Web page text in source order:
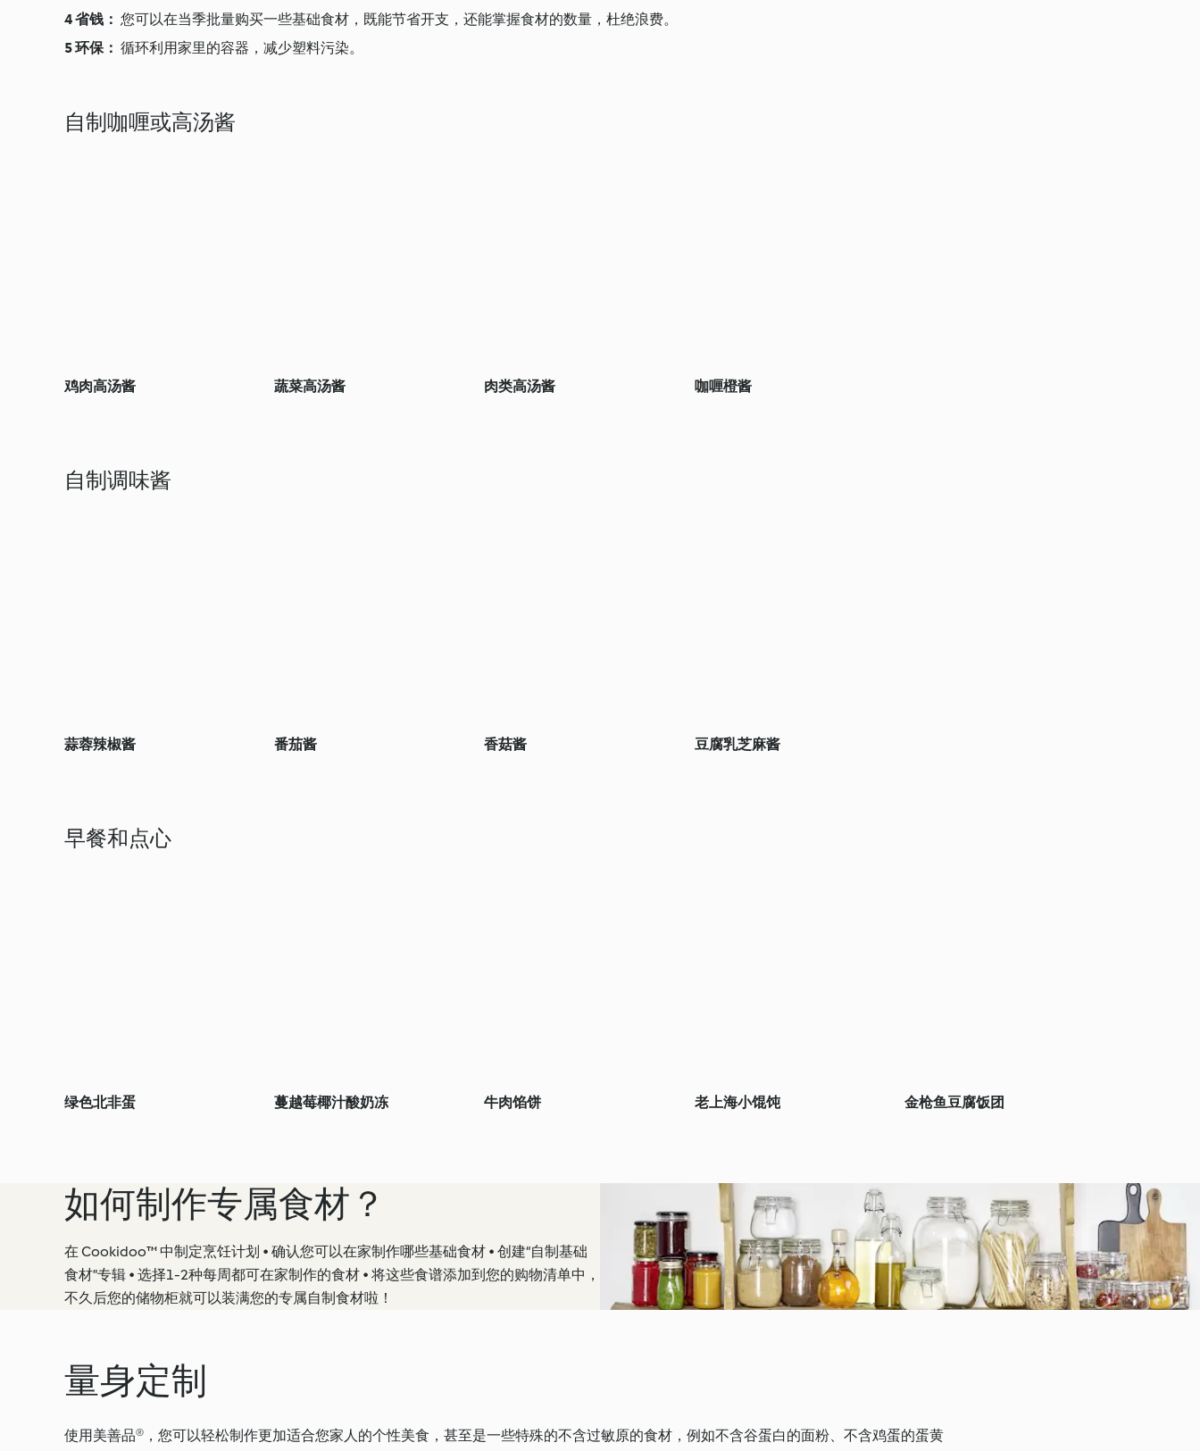
省钱： 您可以在当季批量购买一些基础食材，既能节省开支，还能掌握食材的数量，杜绝浪费。
环保： 循环利用家里的容器，减少塑料污染。
自制咖喱或高汤酱
鸡肉高汤酱 蔬菜高汤酱 肉类高汤酱 咖喱橙酱
自制调味酱
蒜蓉辣椒酱 番茄酱 香菇酱 豆腐乳芝麻酱
早餐和点心
绿色北非蛋 蔓越莓椰汁酸奶冻 牛肉馅饼 老上海小馄饨 金枪鱼豆腐饭团
如何制作专属食材？
在 Cookidoo™ 中制定烹饪计划 • 确认您可以在家制作哪些基础食材 • 创建“自制基础
食材”专辑 • 选择1-2种每周都可在家制作的食材 • 将这些食谱添加到您的购物清单中，
不久后您的储物柜就可以装满您的专属自制食材啦！
量身定制
使用美善品®，您可以轻松制作更加适合您家人的个性美食，甚至是一些特殊的不含过敏原的食材，例如不含谷蛋白的面粉、不含鸡蛋的蛋黄